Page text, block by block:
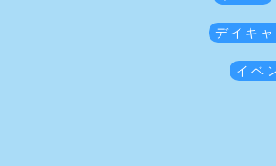
デイキ
イベ